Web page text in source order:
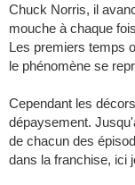
Chuck Norris, il
mouche à chaque
Les premiers temps
le phénomène se
Cependant les
dépaysement.
de chacun des
dans la franchise, ici